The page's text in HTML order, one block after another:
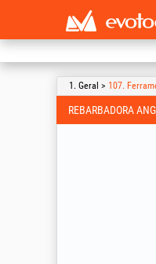
1. Geral > 107.
REBARBADORA